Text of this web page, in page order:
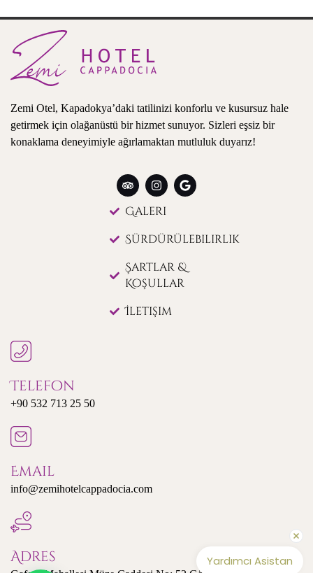
Zemi Otel, Kapadokya’daki tatilinizi konforlu ve kusursuz hale
getirmek için olağanüstü bir hizmet sunuyor. Sizleri eşsiz bir
konaklama deneyimiyle ağırlamaktan mutluluk duyarız!
Galeri
Sürdürülebilirlik
Şartlar &
Koşullar
İletişim
Telefon
+90 532 713 25 50
Email
info@zemihotelcappadocia.com
Adres Yardımcı Asistan